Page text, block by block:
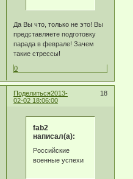
Да Вы что, только не это! Вы
представляете подготовку
парада в феврале! Зачем
такие стрессы!
0
Поделиться 18
2013-
02-02 18:06:00
fab2
написал(а):
Российские
военные успехи